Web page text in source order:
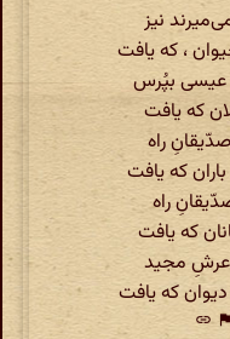
نیز
، که یافت
عیسی بپُرس
که یافت
راه
که یافت
راه
که یافت
عرشِ مجید
که یافت
flag
link